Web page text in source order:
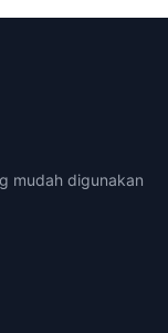
mudah digunakan